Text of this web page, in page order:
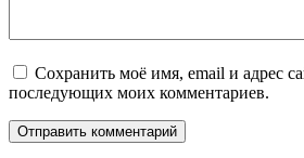
Сохранить моё имя, email и адрес
последующих моих комментариев.